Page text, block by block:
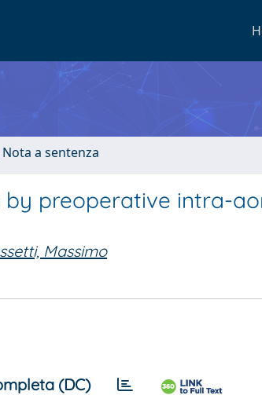
a sentenza
preoperative intra-
Massimo
(DC)